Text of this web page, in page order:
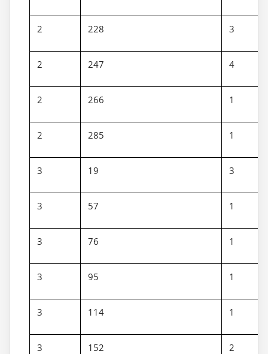
2 228 3
2 247 4
2 266 1
2 285 1
3 19 3
3 57 1
3 76 1
3 95 1
3 114 1
3 152 2